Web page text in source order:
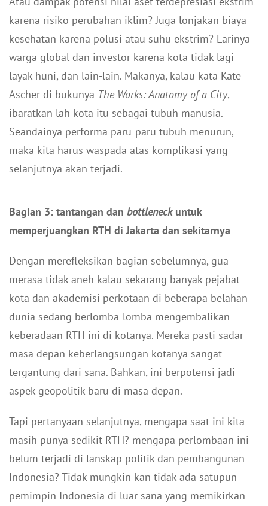
karena risiko perubahan iklim? Juga lonjakan biaya
kesehatan karena polusi atau suhu ekstrim? Larinya
warga global dan investor karena kota tidak lagi
layak huni, dan lain-lain. Makanya, kalau kata Kate
Ascher di bukunya The Works: Anatomy of a City,
ibaratkan lah kota itu sebagai tubuh manusia.
Seandainya performa paru-paru tubuh menurun,
maka kita harus waspada atas komplikasi yang
selanjutnya akan terjadi.
Bagian 3: tantangan dan bottleneckuntuk
memperjuangkan RTH di Jakarta dan sekitarnya
Dengan merefleksikan bagian sebelumnya, gua
merasa tidak aneh kalau sekarang banyak pejabat
kota dan akademisi perkotaan di beberapa belahan
dunia sedang berlomba-lomba mengembalikan
keberadaan RTH ini di kotanya. Mereka pasti sadar
masa depan keberlangsungan kotanya sangat
tergantung dari sana. Bahkan, ini berpotensi jadi
aspek geopolitik baru di masa depan.
Tapi pertanyaan selanjutnya, mengapa saat ini kita
masih punya sedikit RTH? mengapa perlombaan ini
belum terjadi di lanskap politik dan pembangunan
Indonesia? Tidak mungkin kan tidak ada satupun
pemimpin Indonesia di luar sana yang memikirkan